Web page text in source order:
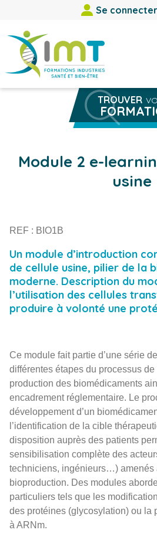
Se connecter
TROUVER
Rechercher une formation
Vous cherchez
Module 2 e-
usine
REF : BIO1B
Un module d’introduction
de cellule usine, pilier de la
moderne. Description du
l’utilisation des cellules
produire à volonté une
Ce module fait partie d’une série
différentes étapes du processus
production des biomédicaments
encadrement réglementaire. Le
développement d’un
l’identification de la cible
disposition auprès des patients
sensibilisation complète des
techniciens, ingénieurs…) amenés
bioproduction. Des modules
particuliers tels que les
des protéines (glycosylation) ou la
à ARNm.